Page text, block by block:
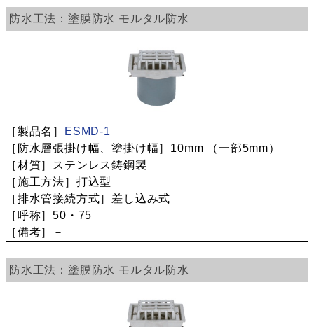
塗膜防水 モルタル防水
ESMD-1
10mm （一部5mm）
ステンレス鋳鋼製
打込型
差し込み式
50・75
－
塗膜防水 モルタル防水